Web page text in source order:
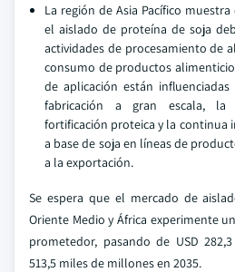
La región de Asia Pacífico
el aislado de proteína de soja
actividades de procesamiento de
consumo de productos
de aplicación están
fabricación a gran escala, la
fortificación proteica y la continua
a base de soja en líneas de
a la exportación.
Se espera que el mercado de
Oriente Medio y África experimente
prometedor, pasando de USD
513,5 miles de millones en 2035.